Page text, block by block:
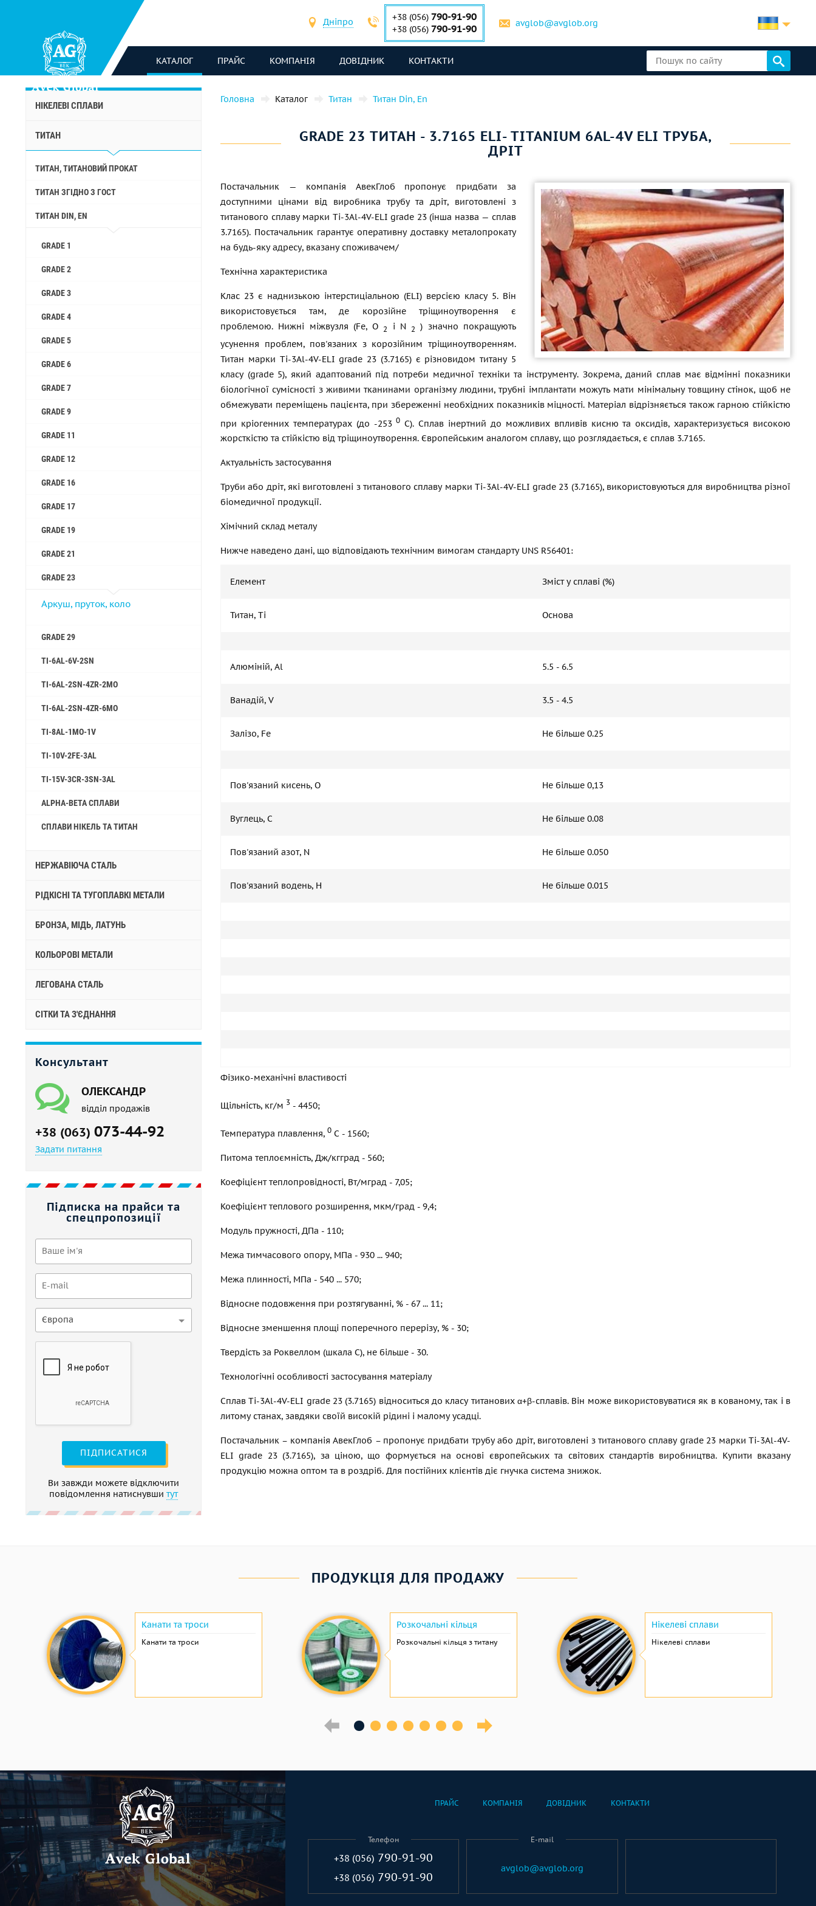
Дніпро +38 (056) 790-91-90
+38 (056) 790-91-90 avglob@avglob.org
КАТАЛОГ ПРАЙС КОМПАНІЯ ДОВІДНИК КОНТАКТИ
НІКЕЛЕВІ СПЛАВИ
ТИТАН
ТИТАН, ТИТАНОВИЙ ПРОКАТ
ТИТАН ЗГІДНО З ГОСТ
ТИТАН DIN, EN
GRADE 1
GRADE 2
GRADE 3
GRADE 4
GRADE 5
GRADE 6
GRADE 7
GRADE 9
GRADE 11
GRADE 12
GRADE 16
GRADE 17
GRADE 19
GRADE 21
GRADE 23
Аркуш, пруток, коло
GRADE 29
TI-6AL-6V-2SN
TI-6AL-2SN-4ZR-2MO
TI-6AL-2SN-4ZR-6MO
TI-8AL-1MO-1V
TI-10V-2FE-3AL
TI-15V-3CR-3SN-3AL
ALPHA-BETA СПЛАВИ
СПЛАВИ НІКЕЛЬ ТА ТИТАН
НЕРЖАВІЮЧА СТАЛЬ
РІДКІСНІ ТА ТУГОПЛАВКІ МЕТАЛИ
БРОНЗА, МІДЬ, ЛАТУНЬ
КОЛЬОРОВІ МЕТАЛИ
ЛЕГОВАНА СТАЛЬ
СІТКИ ТА З'ЄДНАННЯ
Консультант
ОЛЕКСАНДР
відділ продажів
+38 (063) 073-44-92
Задати питання
Підписка на прайси та
спецпропозиції
Європа
ПІДПИСАТИСЯ
Ви завжди можете відключити
повідомлення натиснувши тут
Головна Каталог Титан Титан Din, En
GRADE 23 ТИТАН - 3.7165 ELI- TITANIUM 6AL-4V ELI ТРУБА,
ДРІТ
Постачальник — компанія АвекГлоб пропонує придбати за
доступними цінами від виробника трубу та дріт, виготовлені з
титанового сплаву марки Ti-3Al-4V-ELI grade 23 (інша назва — сплав
3.7165). Постачальник гарантує оперативну доставку металопрокату
на будь-яку адресу, вказану споживачем/
Технічна характеристика
Клас 23 є наднизькою інтерстиціальною (ELI) версією класу 5. Він
використовується там, де корозійне тріщиноутворення є
проблемою. Нижні міжвузля (Fe, O 2 і N 2 ) значно покращують
усунення проблем, пов'язаних з корозійним тріщиноутворенням.
Титан марки Ti-3Al-4V-ELI grade 23 (3.7165) є різновидом титану 5
класу (grade 5), який адаптований під потреби медичної техніки та інструменту. Зокрема, даний сплав має відмінні показники
біологічної сумісності з живими тканинами організму людини, трубні імплантати можуть мати мінімальну товщину стінок, щоб не
обмежувати переміщень пацієнта, при збереженні необхідних показників міцності. Матеріал відрізняється також гарною стійкістю
при кріогенних температурах (до -2530 С). Сплав інертний до можливих впливів кисню та оксидів, характеризується високою
жорсткістю та стійкістю від тріщиноутворення. Європейським аналогом сплаву, що розглядається, є сплав 3.7165.
Актуальність застосування
Труби або дріт, які виготовлені з титанового сплаву марки Ti-3Al-4V-ELI grade 23 (3.7165), використовуються для виробництва різної
біомедичної продукції.
Хімічний склад металу
Нижче наведено дані, що відповідають технічним вимогам стандарту UNS R56401:
Елемент Зміст у сплаві (%)
Титан, Ti Основа
Алюміній, Al 5.5 - 6.5
Ванадій, V 3.5 - 4.5
Залізо, Fe Не більше 0.25
Пов'язаний кисень, O Не більше 0,13
Вуглець, C Не більше 0.08
Пов'язаний азот, N Не більше 0.050
Пов'язаний водень, H Не більше 0.015
Фізико-механічні властивості
Щільність, кг/м 3 - 4450;
Температура плавлення, 0 С - 1560;
Питома теплоємність, Дж/кгград - 560;
Коефіцієнт теплопровідності, Вт/мград - 7,05;
Коефіцієнт теплового розширення, мкм/град - 9,4;
Модуль пружності, ДПа - 110;
Межа тимчасового опору, МПа - 930 ... 940;
Межа плинності, МПа - 540 ... 570;
Відносне подовження при розтягуванні, % - 67 ... 11;
Відносне зменшення площі поперечного перерізу, % - 30;
Твердість за Роквеллом (шкала С), не більше - 30.
Технологічні особливості застосування матеріалу
Сплав Ti-3Al-4V-ELI grade 23 (3.7165) відноситься до класу титанових α+β-сплавів. Він може використовуватися як в кованому, так і в
литому станах, завдяки своїй високій рідині і малому усадці.
Постачальник – компанія АвекГлоб – пропонує придбати трубу або дріт, виготовлені з титанового сплаву grade 23 марки Ti-3Al-4V-
ELI grade 23 (3.7165), за ціною, що формується на основі європейських та світових стандартів виробництва. Купити вказану
продукцію можна оптом та в роздріб. Для постійних клієнтів діє гнучка система знижок.
ПРОДУКЦІЯ ДЛЯ ПРОДАЖУ
Канати та троси
Канати та троси
Розкочальні кільця
Розкочальні кільця з титану
Нікелеві сплави
Нікелеві сплави
ПРАЙС КОМПАНІЯ ДОВІДНИК КОНТАКТИ
Телефон
+38 (056) 790-91-90
+38 (056) 790-91-90
E-mail
avglob@avglob.org